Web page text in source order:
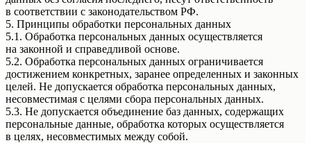
в соответствии с законодательством РФ.
5. Принципы обработки персональных данных
5.1. Обработка персональных данных осуществляется
на законной и справедливой основе.
5.2. Обработка персональных данных ограничивается
достижением конкретных, заранее определенных и законных
целей. Не допускается обработка персональных данных,
несовместимая с целями сбора персональных данных.
5.3. Не допускается объединение баз данных, содержащих
персональные данные, обработка которых осуществляется
в целях, несовместимых между собой.